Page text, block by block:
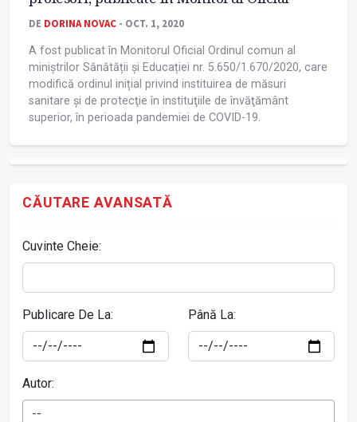
DE DORINA NOVAC - OCT. 1, 2020
A fost publicat în Monitorul Oficial Ordinul comun al
miniștrilor Sănătății și Educației nr. 5.650/1.670/2020, care
modifică ordinul inițial privind instituirea de măsuri
sanitare şi de protecţie în instituţiile de învăţământ
superior, în perioada pandemiei de COVID-19.
CĂUTARE AVANSATĂ
Cuvinte Cheie:
Publicare De La: Până La:
Autor:
--